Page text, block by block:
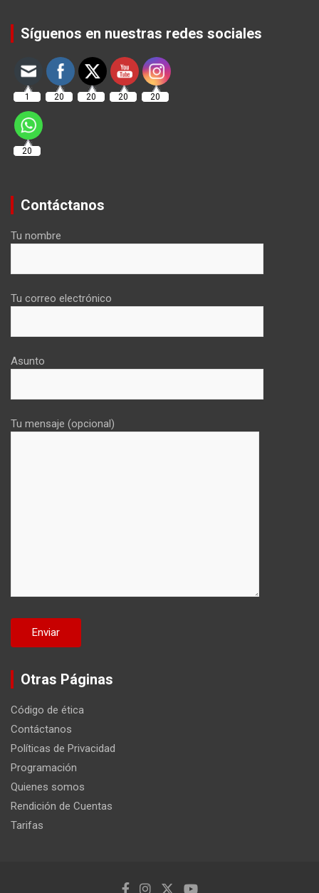
Síguenos en nuestras redes sociales
1 20 20 20 20
20
Contáctanos
Tu nombre
Tu correo electrónico
Asunto
Tu mensaje (opcional)
Otras Páginas
Código de ética
Contáctanos
Políticas de Privacidad
Programación
Quienes somos
Rendición de Cuentas
Tarifas